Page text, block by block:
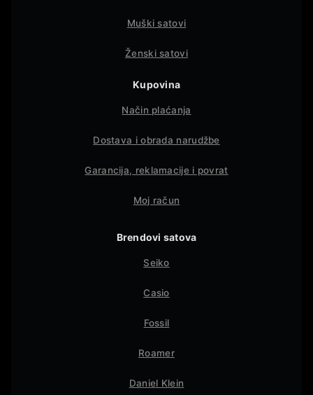
Muški satovi
Ženski satovi
Kupovina
Način plaćanja
Dostava i obrada narudžbe
Garancija, reklamacije i povrat
Moj račun
Brendovi satova
Seiko
Casio
Fossil
Roamer
Daniel Klein